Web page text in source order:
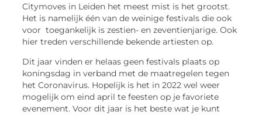
Citymoves in Leiden het meest mist is het grootst.
Het is namelijk één van de weinige festivals die ook
voor toegankelijk is zestien- en zeventienjarige. Ook
hier treden verschillende bekende artiesten op.
Dit jaar vinden er helaas geen festivals plaats op
koningsdag in verband met de maatregelen tegen
het Coronavirus. Hopelijk is het in 2022 wel weer
mogelijk om eind april te feesten op je favoriete
evenement. Voor dit jaar is het beste wat je kunt